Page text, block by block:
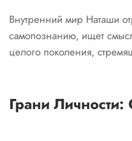
Внутренний мир Наташи
самопознанию, ищет
целого поколения,
Грани